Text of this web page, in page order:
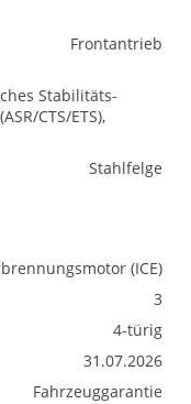
Frontantrieb
Stabilitäts-
CTS/ETS),
Stahlfelge
(ICE)
3
4-türig
31.07.2026
Fahrzeuggarantie